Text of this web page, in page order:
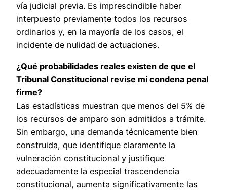
vía judicial previa. Es imprescindible haber
interpuesto previamente todos los recursos
ordinarios y, en la mayoría de los casos, el
incidente de nulidad de actuaciones.
¿Qué probabilidades reales existen de que el
Tribunal Constitucional revise mi condena penal
firme?
Las estadísticas muestran que menos del 5% de
los recursos de amparo son admitidos a trámite.
Sin embargo, una demanda técnicamente bien
construida, que identifique claramente la
vulneración constitucional y justifique
adecuadamente la especial trascendencia
constitucional, aumenta significativamente las